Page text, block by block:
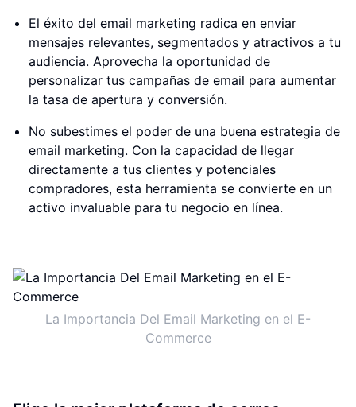
El éxito del email marketing radica en enviar
mensajes relevantes, segmentados y atractivos a tu
audiencia. Aprovecha la oportunidad de
personalizar tus campañas de email para aumentar
la tasa de apertura y conversión.
No subestimes el poder de una buena estrategia de
email marketing. Con la capacidad de llegar
directamente a tus clientes y potenciales
compradores, esta herramienta se convierte en un
activo invaluable para tu negocio en línea.
La Importancia Del Email Marketing en el E-
Commerce